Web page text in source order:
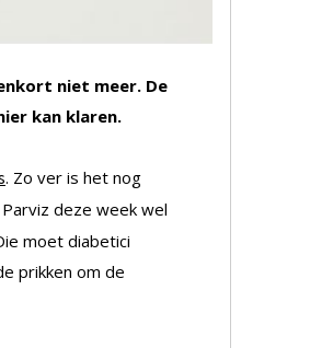
niet meer. De
kan klaren.
. Zo ver is het nog
deze week wel
moet diabetici
prikken om de